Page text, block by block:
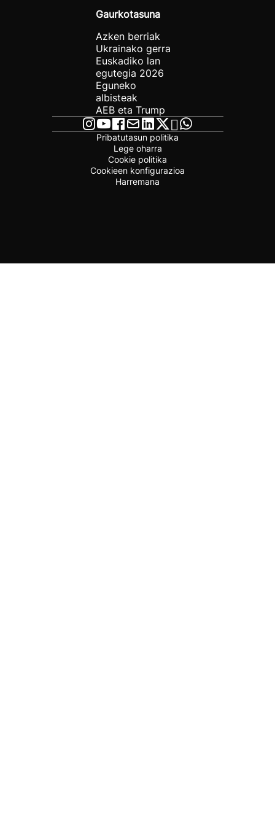
Gaurkotasuna
Azken berriak
Ukrainako gerra
Euskadiko lan
egutegia 2026
Eguneko
albisteak
AEB eta Trump
Pribatutasun politika
Lege oharra
Cookie politika
Cookieen konfigurazioa
Harremana